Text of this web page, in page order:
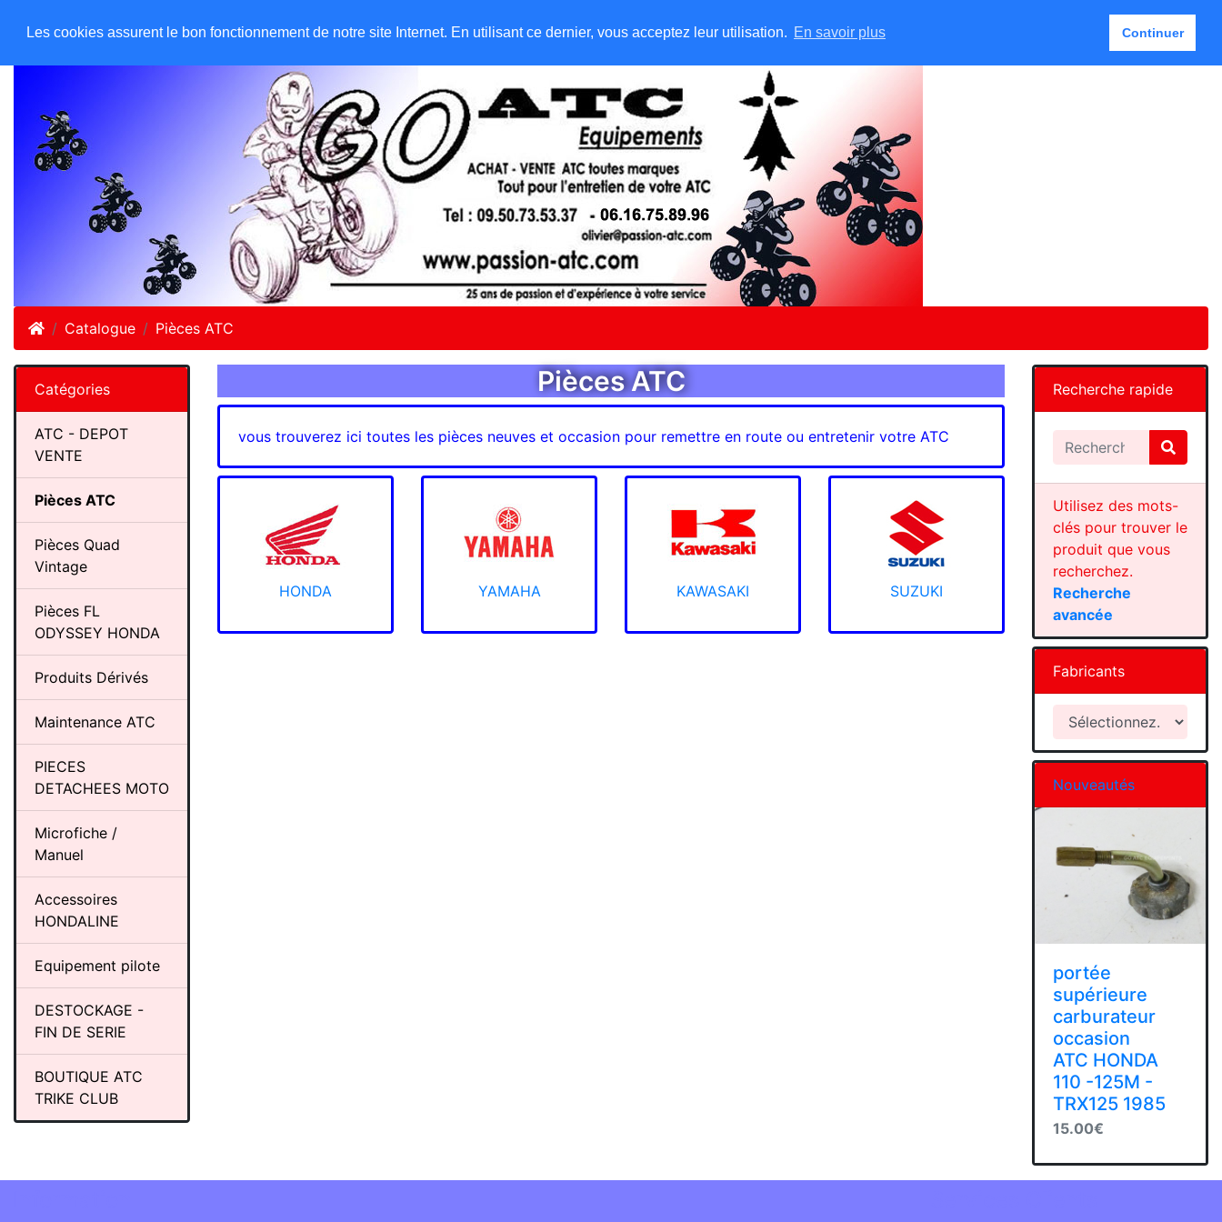
Les cookies assurent le bon fonctionnement de notre site Internet. En utilisant ce dernier, vous acceptez leur utilisation. En savoir plus Continuer
GO ATC EQUIPEMENTS Accueil Français 151 article(s)
Accueil
Catalogue Pièces ATC
Pièces ATC
vous trouverez ici toutes les pièces neuves et occasion pour remettre en route ou entretenir votre ATC
HONDA YAMAHA KAWASAKI SUZUKI
Catégories
ATC - DEPOT
VENTE
Pièces ATC
Pièces Quad
Vintage
Pièces FL
ODYSSEY HONDA
Produits Dérivés
Maintenance ATC
PIECES
DETACHEES MOTO
Microfiche /
Manuel
Accessoires
HONDALINE
Equipement pilote
DESTOCKAGE -
FIN DE SERIE
BOUTIQUE ATC
TRIKE CLUB
Recherche rapide
Utilisez des mots-
clés pour trouver le
produit que vous
recherchez.
Recherche
avancée
Fabricants
Nouveautés
portée
supérieure
carburateur
occasion
ATC HONDA
110 -125M -
TRX125 1985
15.00€